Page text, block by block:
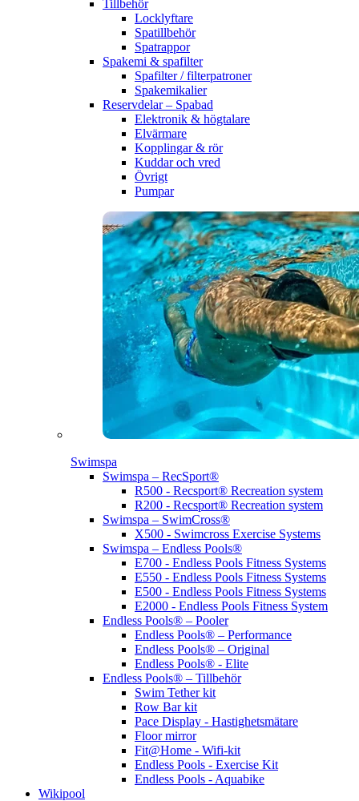
Tillbehör
Locklyftare
Spatillbehör
Spatrappor
Spakemi & spafilter
Spafilter / filterpatroner
Spakemikalier
Reservdelar – Spabad
Elektronik & högtalare
Elvärmare
Kopplingar & rör
Kuddar och vred
Övrigt
Pumpar
Swimspa
Swimspa – RecSport®
R500 - Recsport® Recreation system
R200 - Recsport® Recreation system
Swimspa – SwimCross®
X500 - Swimcross Exercise Systems
Swimspa – Endless Pools®
E700 - Endless Pools Fitness Systems
E550 - Endless Pools Fitness Systems
E500 - Endless Pools Fitness Systems
E2000 - Endless Pools Fitness System
Endless Pools® – Pooler
Endless Pools® – Performance
Endless Pools® – Original
Endless Pools® - Elite
Endless Pools® – Tillbehör
Swim Tether kit
Row Bar kit
Pace Display - Hastighetsmätare
Floor mirror
Fit@Home - Wifi-kit
Endless Pools - Exercise Kit
Endless Pools - Aquabike
Wikipool